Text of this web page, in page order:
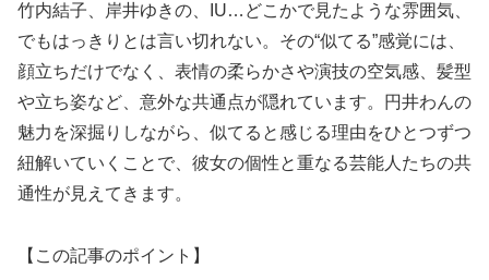
竹内結子、岸井ゆきの、IU…どこかで見たような雰囲気、
でもはっきりとは言い切れない。その“似てる”感覚には、
顔立ちだけでなく、表情の柔らかさや演技の空気感、髪型
や立ち姿など、意外な共通点が隠れています。円井わんの
魅力を深掘りしながら、似てると感じる理由をひとつずつ
紐解いていくことで、彼女の個性と重なる芸能人たちの共
通性が見えてきます。
【この記事のポイント】